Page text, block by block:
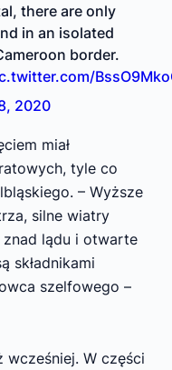
there are only
in an isolated
border.
2020
miał
tyle co
– Wyższe
silne wiatry
lądu i otwarte
składnikami
szelfowego –
wcześniej. W części